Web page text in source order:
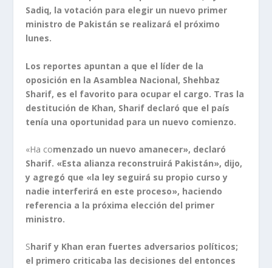
Sadiq, la votación para elegir un nuevo primer
ministro de Pakistán se realizará el próximo
lunes.
Los reportes apuntan a que el líder de la
oposición en la Asamblea Nacional, Shehbaz
Sharif, es el favorito para ocupar el cargo. Tras la
destitución de Khan, Sharif declaró que el país
tenía una oportunidad para un nuevo comienzo.
«Ha comenzado un nuevo amanecer», declaró
Sharif. «Esta alianza reconstruirá Pakistán», dijo,
y agregó que «la ley seguirá su propio curso y
nadie interferirá en este proceso», haciendo
referencia a la próxima elección del primer
ministro.
Sharif y Khan eran fuertes adversarios políticos;
el primero criticaba las decisiones del entonces